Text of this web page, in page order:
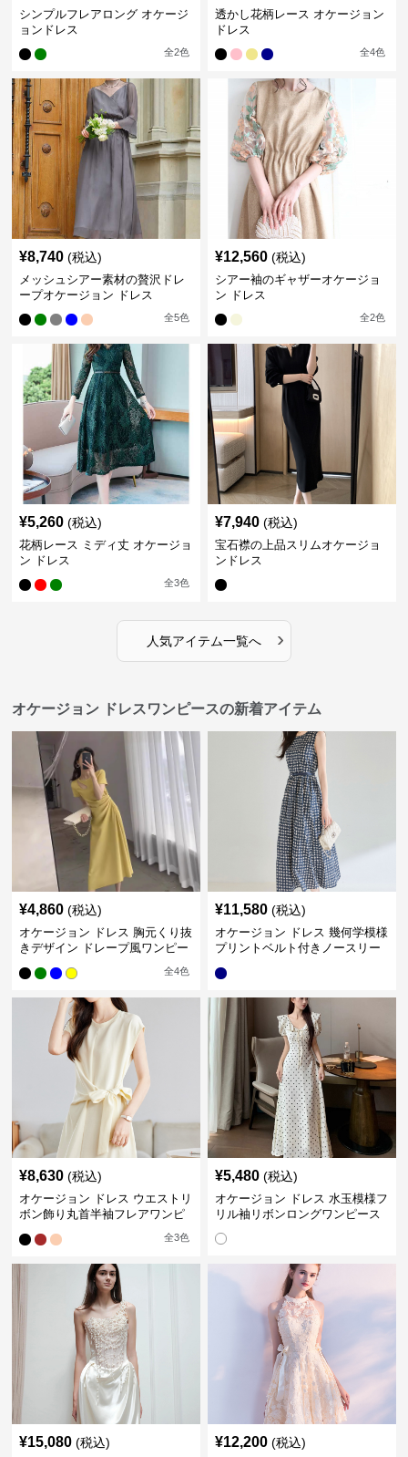
シンプルフレアロング オケージ
ョンドレス
全2色
透かし花柄レース オケージョン
ドレス
全4色
¥8,740 (税込)
メッシュシアー素材の贅沢ドレ
ープオケージョン ドレス
全5色
¥12,560 (税込)
シアー袖のギャザーオケージョ
ン ドレス
全2色
¥5,260 (税込)
花柄レース ミディ丈 オケージョ
ン ドレス
全3色
¥7,940 (税込)
宝石襟の上品スリムオケージョ
ンドレス
人気アイテム一覧へ ›
オケージョン ドレスワンピースの新着アイテム
¥4,860 (税込)
オケージョン ドレス 胸元くり抜
きデザイン ドレープ風ワンピー
全4色
¥11,580 (税込)
オケージョン ドレス 幾何学模様
プリントベルト付きノースリー
¥8,630 (税込)
オケージョン ドレス ウエストリ
ボン飾り丸首半袖フレアワンピ
全3色
¥5,480 (税込)
オケージョン ドレス 水玉模様フ
リル袖リボンロングワンピース
¥15,080 (税込) ¥12,200 (税込)